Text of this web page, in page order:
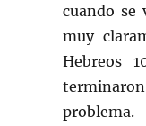
cuando se
muy
Hebreos